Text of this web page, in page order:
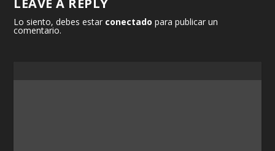
Lo siento, debes estar conectado para publicar un
comentario.